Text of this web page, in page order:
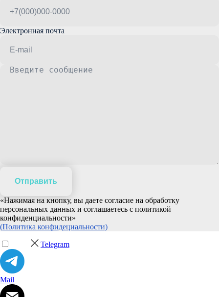
Электронная почта
Отправить
«Нажимая на кнопку, вы даете согласие на обработку
персональных данных и соглашаетесь c политикой
конфиденциальности»
(Политика конфидециальности)
Telegram
Mail